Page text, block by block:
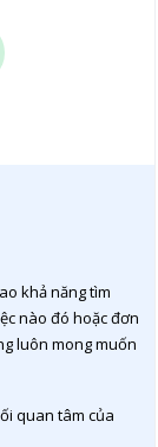
khả năng tìm
nào đó hoặc đơn
luôn mong muốn
quan tâm của